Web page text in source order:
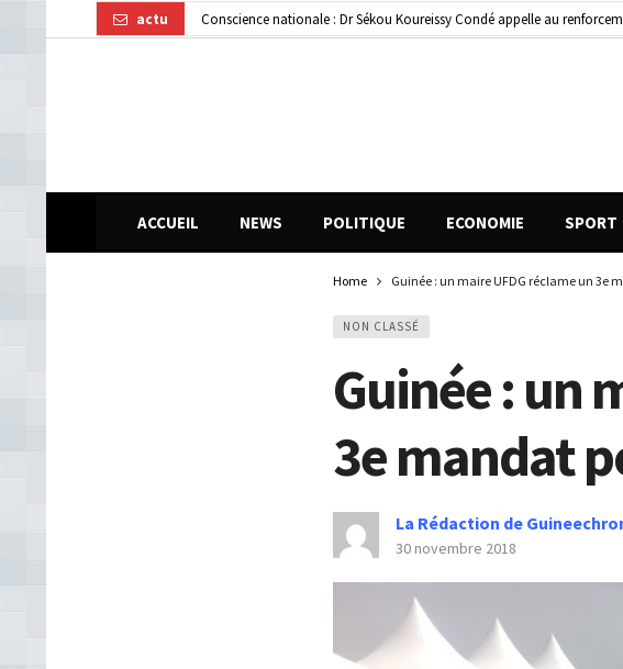
actu Conscience nationale : Dr Sékou Koureissy Condé appelle au
Transformation numérique : la CGE-GUI et Orange Money amorcent
ACCUEIL NEWS POLITIQUE ECONOMIE SPORT
Home Guinée : un maire UFDG réclame un 3e
NON CLASSÉ
Guinée : un
3e mandat
La Rédaction de
30 novembre 2018